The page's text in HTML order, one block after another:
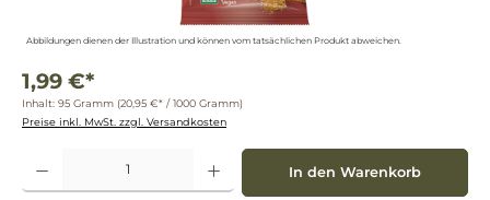
Abbildungen dienen der Illustration und können vom tatsächlichen Produkt abweichen.
1,99 €*
Inhalt: 95 Gramm (20,95 €* / 1000 Gramm)
Preise inkl. MwSt. zzgl. Versandkosten
Produkt Anzahl: Gib den gewünschten Wert ein oder benutze die Schaltflächen um
In den Warenkorb